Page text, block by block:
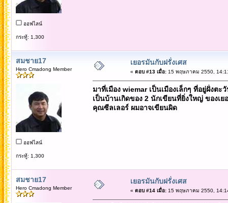
ออฟไลน์
กระทู้: 1,300
สมชาย17
Hero Cmadong Member
ออฟไลน์
กระทู้: 1,300
เยอรมันกับฝรั่งเศส
« ตอบ #13 เมื่อ:15 พฤษภาคม 2550,
มาที่เมือง wiemar เป็นเมืองเล็กๆ ที่อยู่ฝั่งตะ
เป็นบ้านเกิดของ 2 นักเขียนที่ยิ่งใหญ่ ของเ
คุณซีลเลอร์ ผมอาจเขียนผิด
สมชาย17
Hero Cmadong Member
เยอรมันกับฝรั่งเศส
« ตอบ #14 เมื่อ:15 พฤษภาคม 2550,